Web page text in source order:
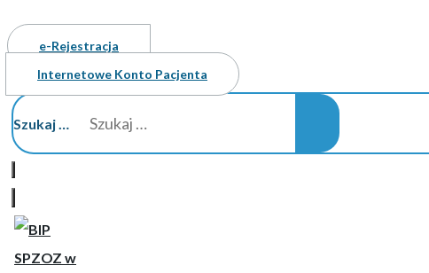
e-Rejestracja
Internetowe Konto Pacjenta
Szukaj …